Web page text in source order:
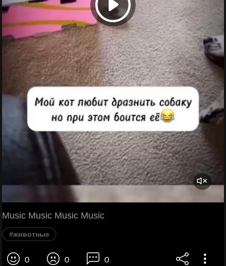
Music Music Music Music
#животные
0 0 0